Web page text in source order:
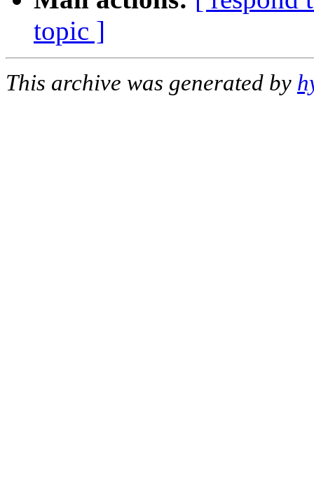
topic ]
This archive was generated by